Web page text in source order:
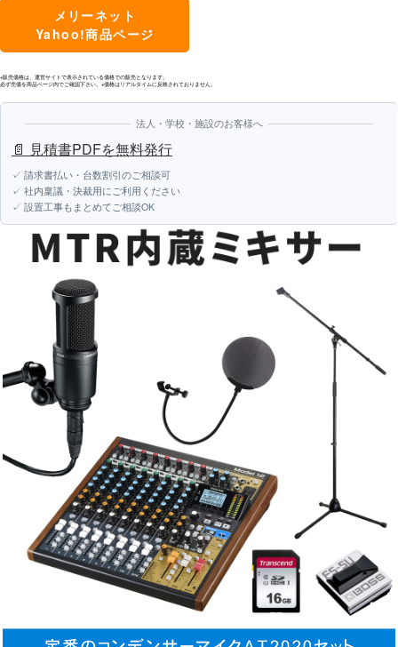
メリーネット
Yahoo!商品ページ
※販売価格は、運営サイトで表示されている価格での販売となります。
必ず売価を商品ページ内でご確認下さい。※価格はリアルタイムに反映されておりません。
法人・学校・施設のお客様へ
📄 見積書PDFを無料発行
✓ 請求書払い・台数割引のご相談可
✓ 社内稟議・決裁用にご利用ください
✓ 設置工事もまとめてご相談OK